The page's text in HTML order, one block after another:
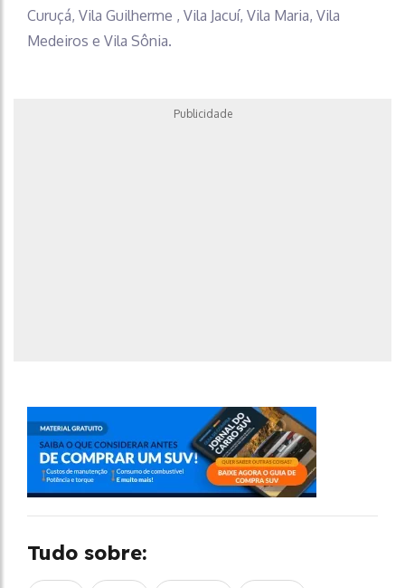
Curuçá, Vila Guilherme , Vila Jacuí, Vila Maria, Vila
Medeiros e Vila Sônia.
Publicidade
Tudo sobre: